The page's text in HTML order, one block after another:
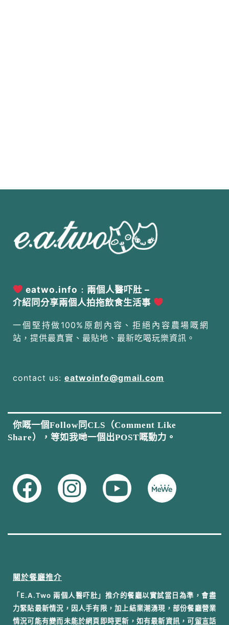
eatwo.info﹕兩個人醫吓肚 –
介紹同分享兩個人拍拖飲食生活事
一個堅持做100%原創內容、拒絕內容農場嘅網
站，提供最真實、最貼地、最新吃喝玩樂資訊。
contact us: eatwoinfo@gmail.com
你嘅一個Follow同CLS（Comment Like
Share），等如我哋一個出POST嘅動力。
關於餐廳推介
「E.A.Two 兩個人醫吓肚」推介的餐廳以實試當日為準，會盡
力緊貼最新情況，因人手有限，加上結業潮湧現，部份餐廳營業
情況可能有變而未能於網頁即時更新，如有最新資訊，可留言話